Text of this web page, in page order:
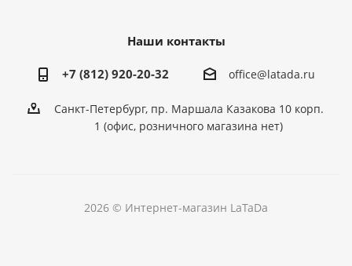
Наши контакты
+7 (812) 920-20-32 office@latada.ru
Санкт-Петербург, пр. Маршала Казакова 10 корп.
1 (офис, розничного магазина нет)
2026 © Интернет-магазин LaTaDa